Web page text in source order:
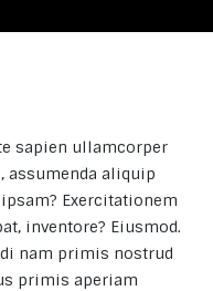
sapien ullamcorper
assumenda aliquip
Exercitationem
inventore? Eiusmod.
nam primis nostrud
primis aperiam